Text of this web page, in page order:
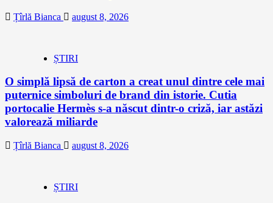
Țîrlă Bianca august 8, 2026
ȘTIRI
O simplă lipsă de carton a creat unul dintre cele mai
puternice simboluri de brand din istorie. Cutia
portocalie Hermès s-a născut dintr-o criză, iar astăzi
valorează miliarde
Țîrlă Bianca august 8, 2026
ȘTIRI